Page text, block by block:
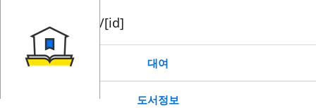
book/rent/[id]
대여
도서정보